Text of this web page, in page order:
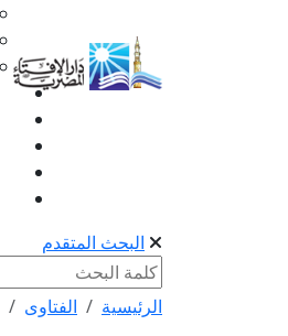
البحث المتقدم
الرئيسية الفتاوى